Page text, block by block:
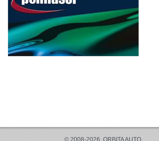
© 2008-2026, ORBITA AUTO